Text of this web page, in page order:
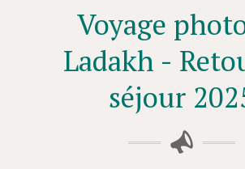
Voyage
Ladakh -
séjour